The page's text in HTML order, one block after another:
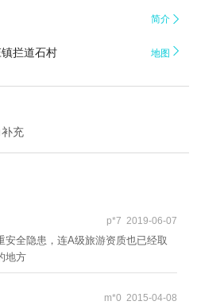
简介 
拦道石村 地图 
充
p*7 2019-06-07
安全隐患，连A级旅游资质也已经取
地方
m*0 2015-04-08